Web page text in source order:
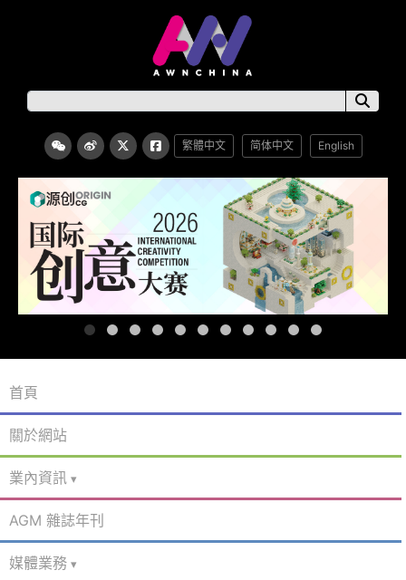
繁體中文 简体中文 English
首頁
關於網站
業內資訊
AGM 雜誌年刊
媒體業務